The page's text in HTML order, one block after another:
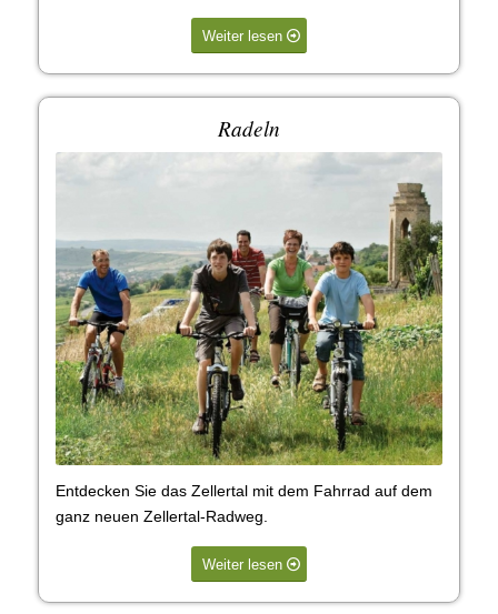
Weiter lesen
Radeln
Entdecken Sie das Zellertal mit dem Fahrrad auf dem
ganz neuen Zellertal-Radweg.
Weiter lesen